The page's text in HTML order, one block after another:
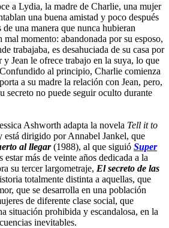
a Lydia, la madre de Charlie, una mujer
una buena amistad y poco después
de una manera que nunca hubieran
momento: abandonada por su esposo,
trabajaba, es desahuciada de su casa por
Jean le ofrece trabajo en la suya, lo que
al principio, Charlie comienza
a su madre la relación con Jean, pero,
secreto no puede seguir oculto durante
Ashworth adapta la novela Tell it to
está dirigido por Annabel Jankel, que
al llegar(1988), al que siguió Super
estar más de veinte años dedicada a la
su tercer largometraje, El secreto de las
totalmente distinta a aquellas, que
que se desarrolla en una población
de diferente clase social, que
situación prohibida y escandalosa, en la
inevitables.